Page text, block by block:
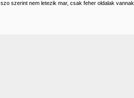
szerint nem letezik mar, csak feher oldalak vannak